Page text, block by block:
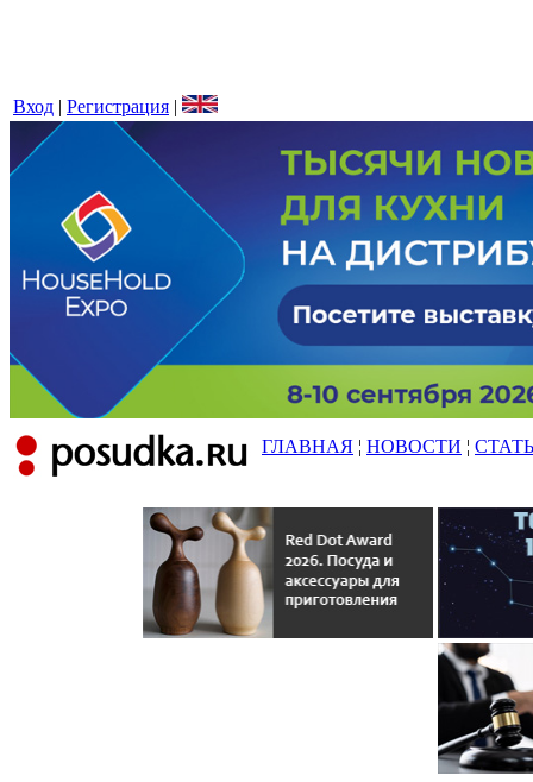
Вход | Регистрация |
ГЛАВНАЯ ¦ НОВОСТИ ¦